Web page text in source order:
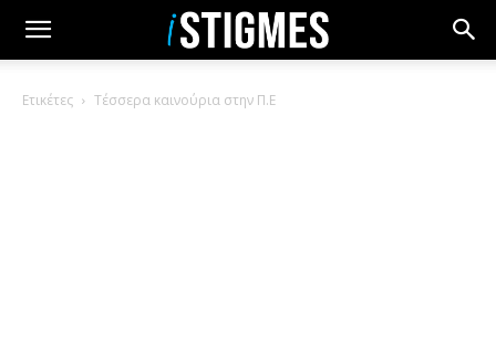
Ετικέτες Τέσσερα καινούρια στην Π.Ε